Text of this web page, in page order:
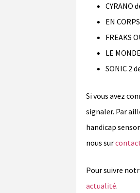
CYRANO
EN
FREAKS
LE
SONIC 2
Si vous avez
signaler. Par
handicap
nous sur
Pour suivre
actualité.